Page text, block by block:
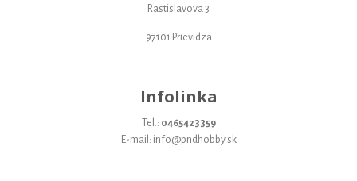
Rastislavova 3
97101 Prievidza
Infolinka
Tel.: 0465423359
E-mail: info@pndhobby.sk